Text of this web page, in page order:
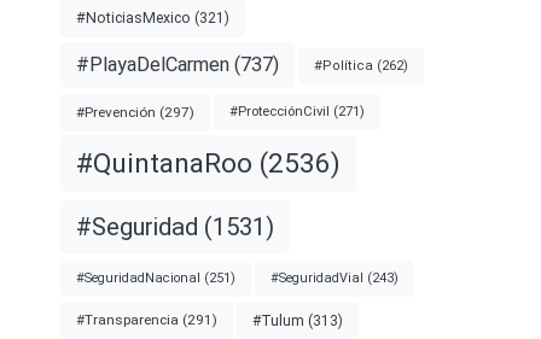
#NoticiasMexico (321)
#PlayaDelCarmen (737) #Política (262)
#Prevención (297) #ProtecciónCivil (271)
#QuintanaRoo (2536)
#Seguridad (1531)
#SeguridadNacional (251) #SeguridadVial (243)
#Transparencia (291) #Tulum (313)